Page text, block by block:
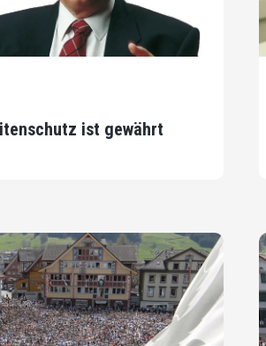
ist gewährt